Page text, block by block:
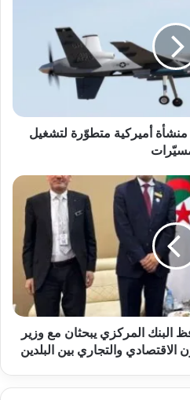
أميركية متطوّرة لتشغيل
البنك المركزي يبحثان مع وزير
الاقتصادي والتجاري بين البلدين